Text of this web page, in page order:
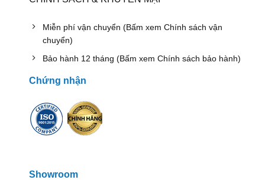
Miễn phí vận chuyển (Bấm xem Chính sách vận
chuyển)
Bảo hành 12 tháng (Bấm xem Chính sách bảo hành)
Chứng nhận
Showroom